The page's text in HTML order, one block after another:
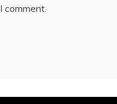
comment.